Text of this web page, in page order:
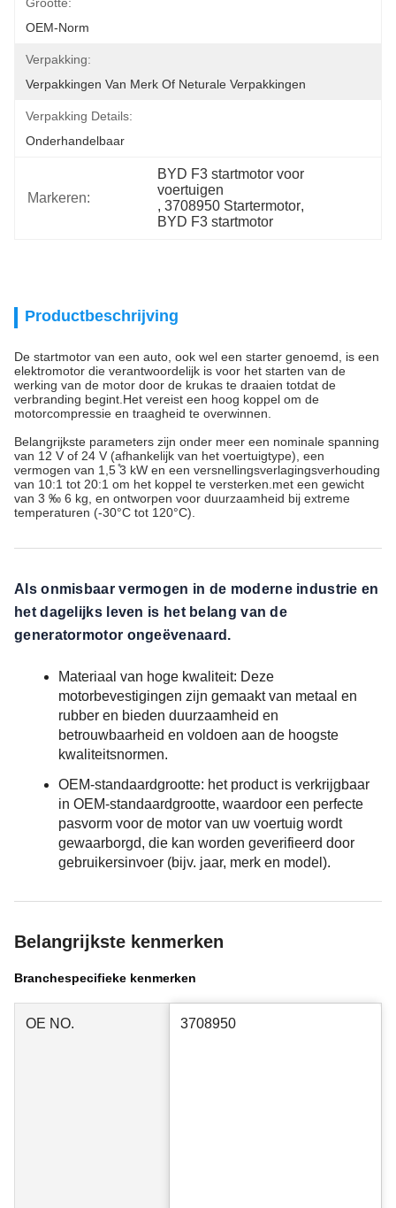
OEM-Norm
Verpakking:
Verpakkingen Van Merk Of Neturale Verpakkingen
Verpakking Details:
Onderhandelbaar
Markeren:
BYD F3 startmotor voor
voertuigen
, 3708950 Startermotor,
BYD F3 startmotor
Productbeschrijving
De startmotor van een auto, ook wel een starter genoemd, is een
elektromotor die verantwoordelijk is voor het starten van de
werking van de motor door de krukas te draaien totdat de
verbranding begint.Het vereist een hoog koppel om de
motorcompressie en traagheid te overwinnen.
Belangrijkste parameters zijn onder meer een nominale spanning
van 12 V of 24 V (afhankelijk van het voertuigtype), een
vermogen van 1,5 ̊3 kW en een versnellingsverlagingsverhouding
van 10:1 tot 20:1 om het koppel te versterken.met een gewicht
van 3 ‰ 6 kg, en ontworpen voor duurzaamheid bij extreme
temperaturen (-30°C tot 120°C).
Als onmisbaar vermogen in de moderne industrie en
het dagelijks leven is het belang van de
generatormotor ongeëvenaard.
Materiaal van hoge kwaliteit: Deze
motorbevestigingen zijn gemaakt van metaal en
rubber en bieden duurzaamheid en
betrouwbaarheid en voldoen aan de hoogste
kwaliteitsnormen.
OEM-standaardgrootte: het product is verkrijgbaar
in OEM-standaardgrootte, waardoor een perfecte
pasvorm voor de motor van uw voertuig wordt
gewaarborgd, die kan worden geverifieerd door
gebruikersinvoer (bijv. jaar, merk en model).
Belangrijkste kenmerken
Branchespecifieke kenmerken
OE NO. 3708950